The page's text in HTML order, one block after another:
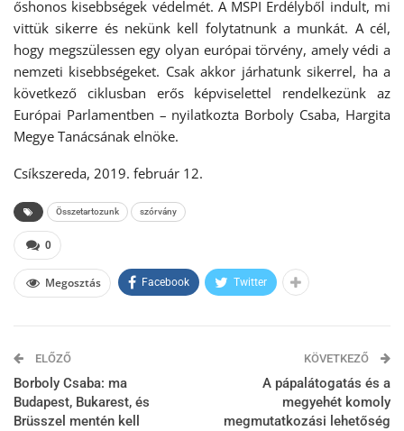
őshonos kisebbségek védelmét. A MSPI Erdélyből indult, mi
vittük sikerre és nekünk kell folytatnunk a munkát. A cél,
hogy megszülessen egy olyan európai törvény, amely védi a
nemzeti kisebbségeket. Csak akkor járhatunk sikerrel, ha a
következő ciklusban erős képviselettel rendelkezünk az
Európai Parlamentben – nyilatkozta Borboly Csaba, Hargita
Megye Tanácsának elnöke.
Csíkszereda, 2019. február 12.
Összetartozunk szórvány
0
Megosztás Facebook Twitter
ELŐZŐ
Borboly Csaba: ma
Budapest, Bukarest, és
Brüsszel mentén kell
KÖVETKEZŐ
A pápalátogatás és a
megyehét komoly
megmutatkozási lehetőség